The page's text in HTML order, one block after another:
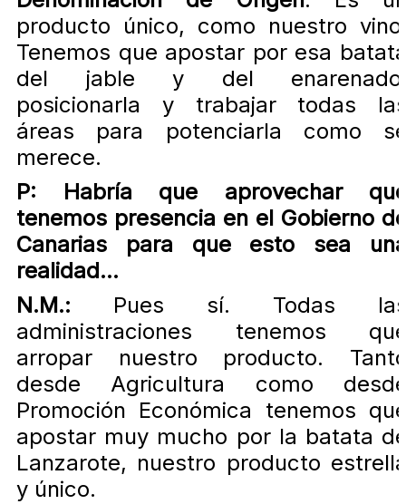
producto único, como nuestro
Tenemos que apostar por esa
del jable y del
posicionarla y trabajar todas
áreas para potenciarla como
merece.
P: Habría que aprovechar
tenemos presencia en el Gobierno
Canarias para que esto sea
realidad...
N.M.: Pues sí. Todas
administraciones tenemos
arropar nuestro producto.
desde Agricultura como
Promoción Económica tenemos
apostar muy mucho por la batata
Lanzarote, nuestro producto
y único.